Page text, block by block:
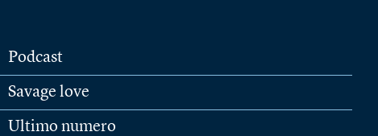
Podcast
Savage love
Ultimo numero